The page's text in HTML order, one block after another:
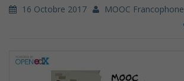
16 Octobre 2017
MOOC Francophone